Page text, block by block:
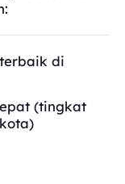
di
(tingkat